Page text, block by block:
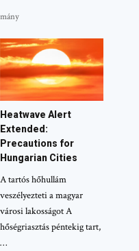
Heatwave Alert
Extended:
Precautions for
Hungarian Cities
A tartós hőhullám
veszélyezteti a magyar
városi lakosságot A
hőségriasztás péntekig tart,
…